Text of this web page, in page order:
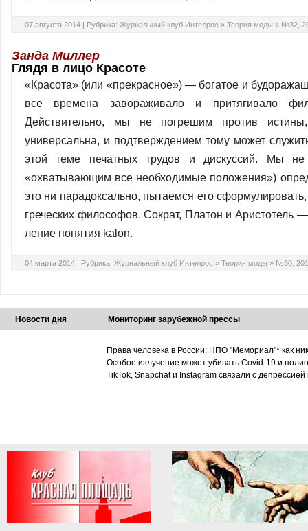
07 августа 2014 | Рубрика: Журнальный клуб Интелрос » Теория моды » №32,
Занда Миллер
Глядя в лицо Красоте
«Красота» (или «прекрасное») — богатое и
все времена завораживало и притягивало
Действительно, мы не погрешим против истины,
универсальна, и подтверж­дением тому может
этой теме печатных трудов и дискуссий. Мы не
«охватывающим все необходимые положения»)
это ни пара­доксально, пытаемся его
грече­ских философов. Сократ, Платон и Аристо­тель
ление понятия kalon.
04 марта 2014 | Рубрика: Журнальный клуб Интелрос » Теория моды » №30,
Новости дня Мониторинг зарубежной прессы
Права человека в России: НПО "Мемориал"* как
Особое излучение может убивать Covid-19 и
TikTok, Snapchat и Instagram связали с